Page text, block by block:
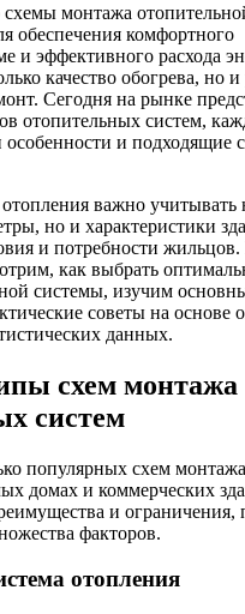
монтажа
обеспечения комфортного
и эффективного расхода
качество обогрева, но
Сегодня на рынке
отопительных систем,
особенности и подходящие
важно учитывать
но и характеристики
и потребности жильцов.
как выбрать
системы, изучим
советы на основе
данных.
схем монтажа
систем
популярных схем
домах и коммерческих
и ограничения,
факторов.
отопления